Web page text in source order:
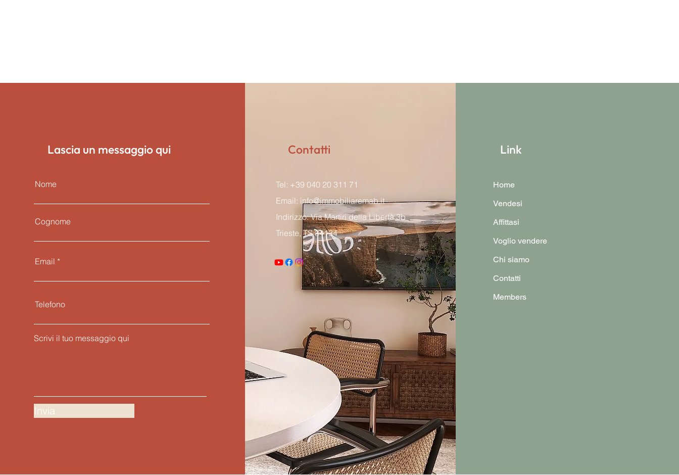
Lascia un messaggio qui
Nome
Cognome
Email
Telefono
Scrivi il tuo messaggio qui
Invia
Contatti
Tel: +39 040 20 311 71
Email: info@immobiliaremab.it
Indirizzo: Via Martiri della Libertà 3b
Trieste, TS 34134
Link
Home
Vendesi
Affittasi
Voglio vendere
Chi siamo
Contatti
Members